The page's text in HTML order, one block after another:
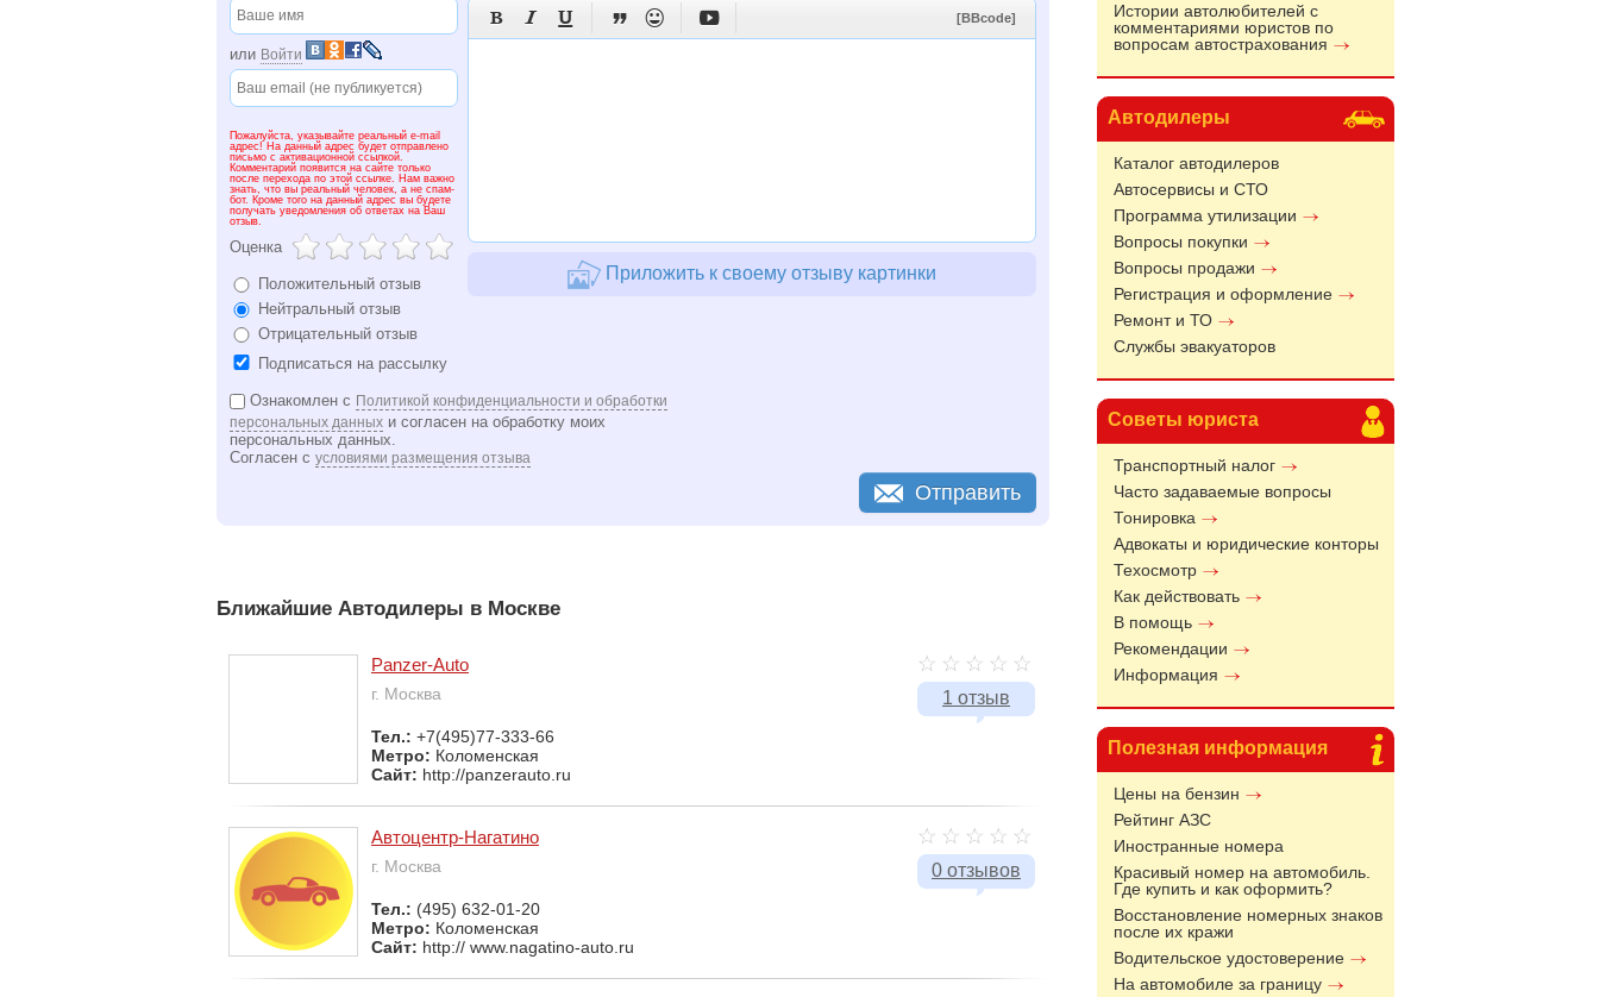
Истории автолюбителей с
комментариями юристов по
вопросам автострахования
Автодилеры
Каталог автодилеров
Автосервисы и СТО
Программа утилизации
Вопросы покупки
Вопросы продажи
Регистрация и оформление
Ремонт и ТО
Службы эвакуаторов
Советы юриста
Транспортный налог
Часто задаваемые вопросы
Тонировка
Адвокаты и юридические конторы
Техосмотр
Как действовать
В помощь
Рекомендации
Информация
Полезная информация
Цены на бензин
Рейтинг АЗС
Иностранные номера
Красивый номер на автомобиль.
Где купить и как оформить?
Восстановление номерных знаков
после их кражи
Водительское удостоверение
На автомобиле за границу
или Войти
Пожалуйста, указывайте реальный e-mail
адрес! На данный адрес будет отправлено
письмо с активационной ссылкой.
Комментарий появится на сайте только
после перехода по этой ссылке. Нам важно
знать, что вы реальный человек, а не спам-
бот. Кроме того на данный адрес вы будете
получать уведомления об ответах на Ваш
отзыв.
Оценка
Положительный отзыв
Нейтральный отзыв
Отрицательный отзыв
Подписаться на рассылку
      [BBcode]
Приложить к своему отзыву картинки
Ознакомлен с Политикой конфиденциальности и обработки
персональных данных и согласен на обработку моих
персональных данных.
Согласен с условиями размещения отзыва
Отправить
Ближайшие Автодилеры в Москве
1 отзыв
Panzer-Auto
г. Москва
Тел.: +7(495)77-333-66
Метро: Коломенская
Сайт: http://panzerauto.ru
0 отзывов
Автоцентр-Нагатино
г. Москва
Тел.: (495) 632-01-20
Метро: Коломенская
Сайт: http:// www.nagatino-auto.ru